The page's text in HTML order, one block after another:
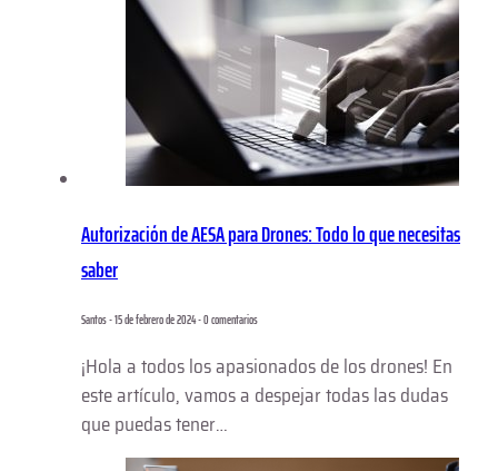
Autorización de AESA para Drones: Todo lo que necesitas
saber
Santos - 15 de febrero de 2024 - 0 comentarios
¡Hola a todos los apasionados de los drones! En
este artículo, vamos a despejar todas las dudas
que puedas tener…